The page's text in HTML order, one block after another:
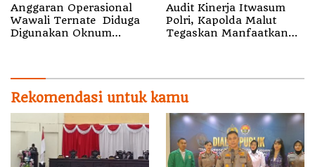
Anggaran Operasional
Wawali Ternate Diduga
Digunakan Oknum
Audit Kinerja Itwasum
Polri, Kapolda Malut
Tegaskan Manfaatkan
Rekomendasi untuk kamu